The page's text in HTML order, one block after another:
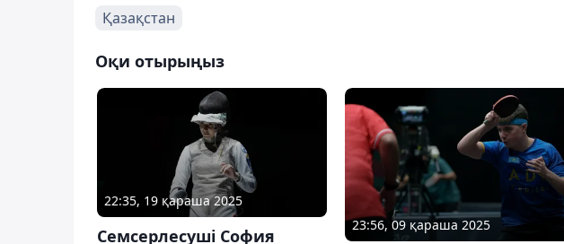
Қазақстан
Оқи отырыңыз
22:35, 19 қараша 2025
Семсерлесуші София
23:56, 09 қараша 2025